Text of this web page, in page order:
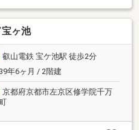
ヶ池
叡山電鉄 宝ケ池駅 徒歩2分
年6ヶ月 / 2階建
京都府京都市左京区修学院千万